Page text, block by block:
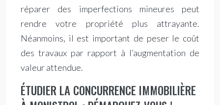
réparer des imperfections mineures peut
rendre votre propriété plus attrayante.
Néanmoins, il est important de peser le coût
des travaux par rapport à l’augmentation de
valeur attendue.
ÉTUDIER LA CONCURRENCE IMMOBILIÈRE